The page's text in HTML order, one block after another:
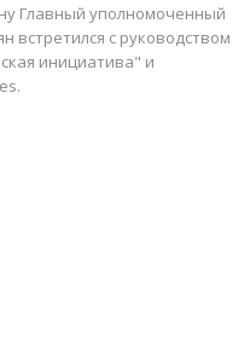
Главный уполномоченный
встретился с руководством
инициатива" и